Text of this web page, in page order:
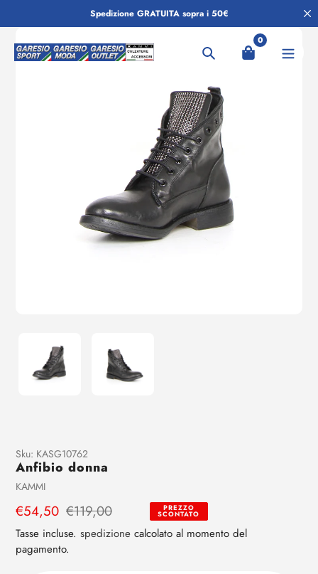
al
contenuto
Spedizione GRATUITA sopra i 50€
Ricerca
0
Aggiunta
di
prodotto
tuo
carrello
Sku: KASG10762
Anfibio donna
Venditrice
KAMMI
Prezzo
di
vendita
€54,50
Prezzo
regolare
€119,00 PREZZO
SCONTATO
Tasse incluse. spedizione calcolato al momento del
pagamento.